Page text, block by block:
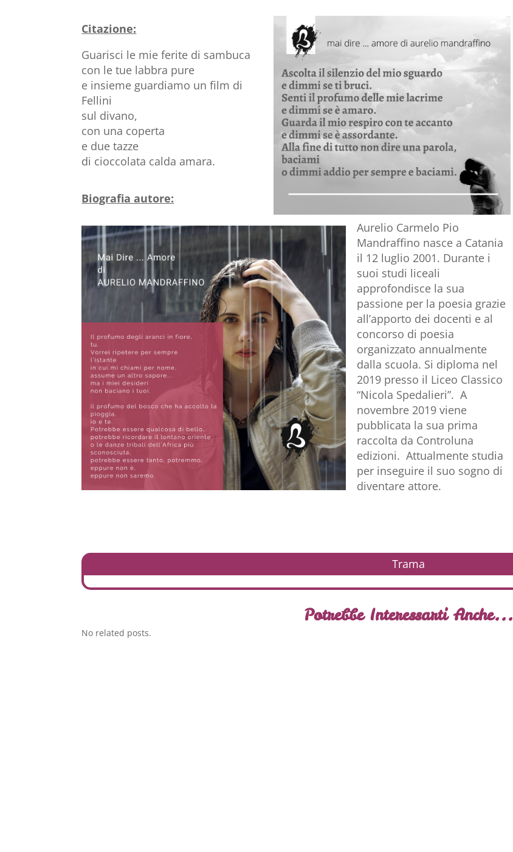
Citazione:
Guarisci le mie ferite di sambuca
con le tue labbra pure
e insieme guardiamo un film di
Fellini
sul divano,
con una coperta
e due tazze
di cioccolata calda amara.
Biografia autore:
Aurelio Carmelo Pio
Mandraffino nasce a Catania
il 12 luglio 2001. Durante i
suoi studi liceali
approfondisce la sua
passione per la poesia grazie
all’apporto dei docenti e al
concorso di poesia
organizzato annualmente
dalla scuola. Si diploma nel
2019 presso il Liceo Classico
“Nicola Spedalieri”. A
novembre 2019 viene
pubblicata la sua prima
raccolta da Controluna
edizioni. Attualmente studia
per inseguire il suo sogno di
diventare attore.
Trama
Potrebbe Interessarti Anche...
No related posts.